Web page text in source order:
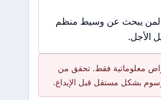
يبحث عن وسيط منظم
الأجل.
معلوماتية فقط. تحقق من
بشكل مستقل قبل الإيداع.